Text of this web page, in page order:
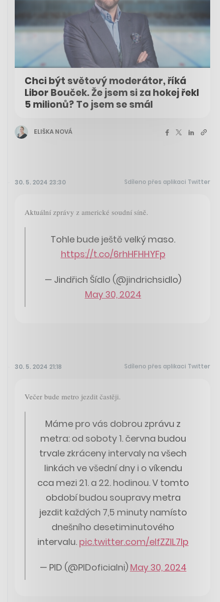
Chci být světový moderátor, říká
Libor Bouček. Že jsem si za hokej řekl
5 milionů? To jsem se smál
ELIŠKA NOVÁ
30. 5. 2024 23:30 Sdíleno přes aplikaci Twitter
Aktuální zprávy z americké soudní síně.
Tohle bude ještě velký maso.
https://t.co/6rhHFHHYFp
— Jindřich Šídlo (@jindrichsidlo)
May 30, 2024
30. 5. 2024 21:18 Sdíleno přes aplikaci Twitter
Večer bude metro jezdit častěji.
Máme pro vás dobrou zprávu z
metra: od soboty 1. června budou
trvale zkráceny intervaly na všech
linkách ve všední dny i o víkendu
cca mezi 21. a 22. hodinou. V tomto
období budou soupravy metra
jezdit každých 7,5 minuty namísto
dnešního desetiminutového
intervalu. pic.twitter.com/elfZZlL7Ip
— PID (@PIDoficialni) May 30, 2024